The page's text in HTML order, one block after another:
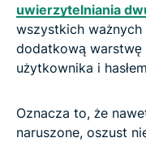
uwierzytelniania
wszystkich ważnych
dodatkową
użytkownika i
Oznacza to, że
naruszone, oszust